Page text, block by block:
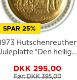
SPAR 25%
Hutschenreuther
"Den hellige
Egypten
DKK 295,00
Før: DKK 395,00